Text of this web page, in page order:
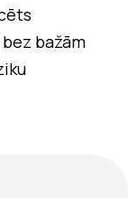
bažām